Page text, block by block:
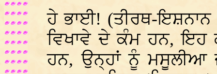
ਹੇ ਭਾਈ! (ਤੀਰਥ-
ਵਿਖਾਵੇ ਦੇ ਕੰਮ ਹਨ, ਇਹ
ਹਨ, ਉਨ੍ਹਾਂ ਨੂੰ ਮਸੂਲੀਆ